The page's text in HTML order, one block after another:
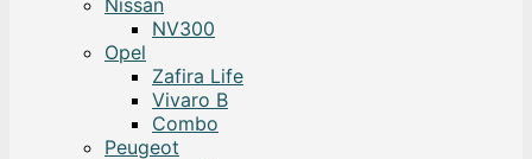
NV300
Opel
Zafira Life
Vivaro B
Combo
Peugeot